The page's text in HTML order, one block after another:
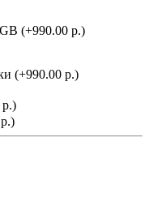
(+990.00 р.)
(+990.00 р.)
р.)